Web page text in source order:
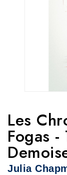
Les
Fogas -
Julia